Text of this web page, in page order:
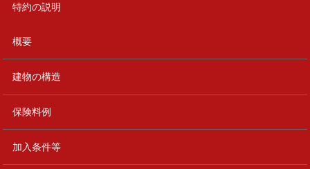
特約の説明
概要
建物の構造
保険料例
加入条件等